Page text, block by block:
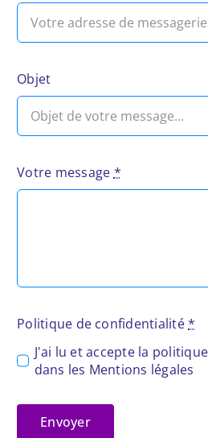
Objet
Votre message *
Politique de confidentialité*
J'ai lu et accepte la
dans les Mentions légales
Envoyer